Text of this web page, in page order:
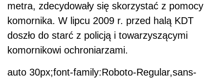
metra, zdecydowały się skorzystać z pomocy
komornika. W lipcu 2009 r. przed halą KDT
doszło do starć z policją i towarzyszącymi
komornikowi ochroniarzami.
auto 30px;font-family:Roboto-Regular,sans-